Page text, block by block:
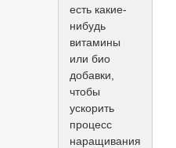
есть какие-
нибудь
витамины
или био
добавки,
чтобы
ускорить
процесс
наращивания